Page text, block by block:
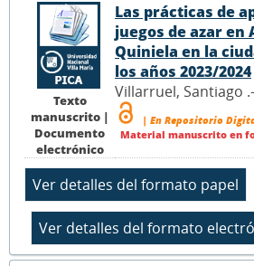
Texto
manuscrito |
Documento
electrónico
Las prácticas de
juegos de azar en
Quiniela en la
los años 2023/2024
Villarruel, Santiago
| En Repositorio
Material manuscrito en